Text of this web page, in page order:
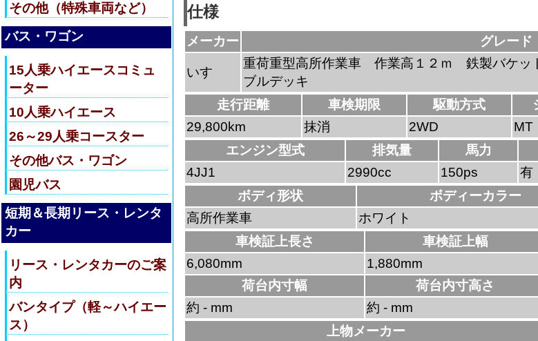
その他（特殊車両など）
バス・ワゴン
15人乗ハイエースコミュ
ーター
10人乗ハイエース
26～29人乗コースター
その他バス・ワゴン
園児バス
短期＆長期リース・レンタ
カー
リース・レンタカーのご案
内
バンタイプ（軽～ハイエー
ス）
仕様
メーカー グレード
いすゞ
重荷重型高所作業車 作業高１２ｍ 鉄製バケ
ブルデッキ
走行距離
車検期限 駆動方式
29,800km
抹消 2WD MT
エンジン型式
排気量 馬力
4JJ1
2990cc 150ps 有
ボディ形状
ボディーカラー
高所作業車
ホワイト
車検証上長さ
車検証上幅
6,080mm
1,880mm
荷台内寸幅
荷台内寸高さ
約 - mm
約 - mm
上物メーカー